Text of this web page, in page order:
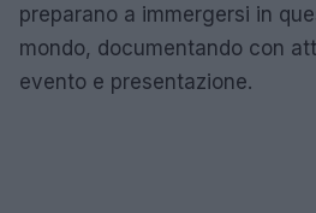
preparano a immergersi in
mondo, documentando con
evento e presentazione.